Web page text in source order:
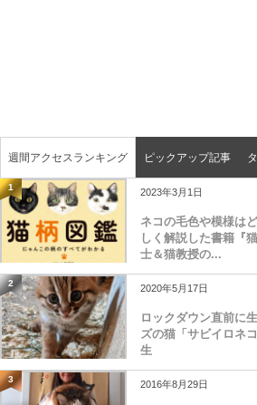
週間アクセスランキング ピックアップ記事
1 2023年3月1日
ネコの毛色や模様は
しく解説した書籍『
士＆猫教授の...
2 2020年5月17日
ロックダウン直前に
ズの猫「サビイロネ
生
3 2016年8月29日